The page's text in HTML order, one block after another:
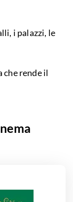
i palazzi, le
che rende il